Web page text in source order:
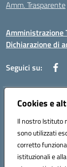
Cookies e
Il nostro Istituto
sono utilizzati
corretto
istituzionali e
Amm. Trasparente
Amministrazione
Dichiarazione di
Seguici su:
Indirizzo:Lecce
Posta elettronica
Codice fiscale:
Codice